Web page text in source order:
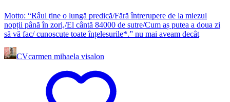
Motto: “Râul ține o lungă predică/Fără întrerupere de la miezul
nopții până în zori,/El cântă 84000 de sutre/Cum aș putea a doua zi
să vă fac/ cunoscute toate înțelesurile*.” nu mai aveam decât
CVcarmen mihaela visalon